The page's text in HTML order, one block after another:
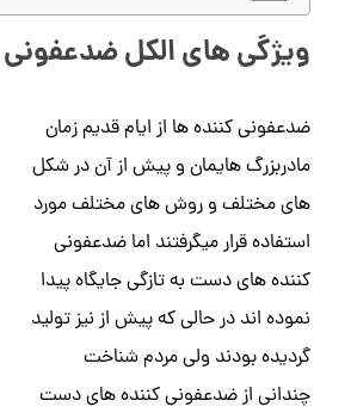
ویژگی های الکل
ضدعفونی کننده ها از ایام قدیم زمان
مادربزرگ هایمان و پیش از آن در شکل
های مختلف و روش های مختلف مورد
استفاده قرار میگرفتند اما ضدعفونی
کننده های دست به تازگی جایگاه پیدا
نموده اند در حالی که پیش از نیز تولید
گردیده بودند ولی مردم شناخت
چندانی از ضدعفونی کننده های دست